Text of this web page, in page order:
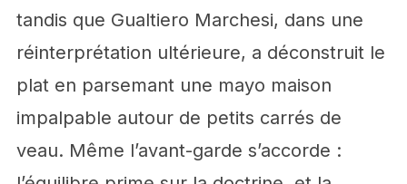
tandis que Gualtiero Marchesi, dans une
réinterprétation ultérieure, a déconstruit le
plat en parsemant une mayo maison
impalpable autour de petits carrés de
veau. Même l’avant-garde s’accorde :